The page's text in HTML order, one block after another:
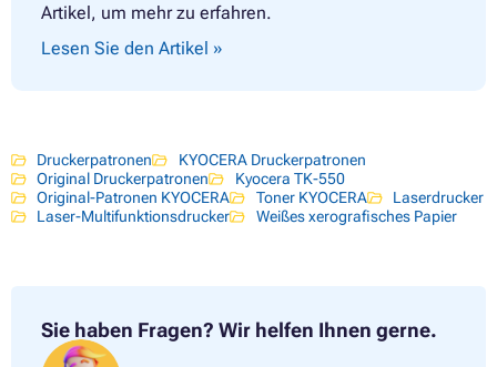
Artikel, um mehr zu erfahren.
Lesen Sie den Artikel »
Druckerpatronen
KYOCERA Druckerpatronen
Original Druckerpatronen
Kyocera TK-550
Original-Patronen KYOCERA
Toner KYOCERA
Laserdrucker
Laser-Multifunktionsdrucker
Weißes xerografisches Papier
Sie haben Fragen? Wir helfen Ihnen gerne.